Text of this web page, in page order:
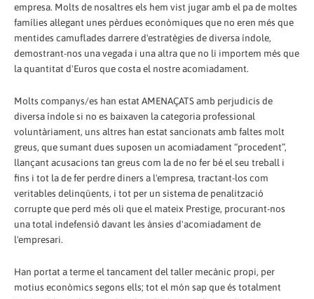
empresa. Molts de nosaltres els hem vist jugar amb el pa de moltes
famílies al·legant unes pèrdues econòmiques que no eren més que
mentides camuflades darrere d'estratègies de diversa índole,
demostrant-nos una vegada i una altra que no li importem més que
la quantitat d'Euros que costa el nostre acomiadament.
Molts companys/es han estat AMENAÇATS amb perjudicis de
diversa índole si no es baixaven la categoria professional
voluntàriament, uns altres han estat sancionats amb faltes molt
greus, que sumant dues suposen un acomiadament “procedent”,
llançant acusacions tan greus com la de no fer bé el seu treball i
fins i tot la de fer perdre diners a l'empresa, tractant-los com
veritables delinqüents, i tot per un sistema de penalització
corrupte que perd més oli que el mateix Prestige, procurant-nos
una total indefensió davant les ànsies d'acomiadament de
l'empresari.
Han portat a terme el tancament del taller mecànic propi, per
motius econòmics segons ells; tot el món sap que és totalment